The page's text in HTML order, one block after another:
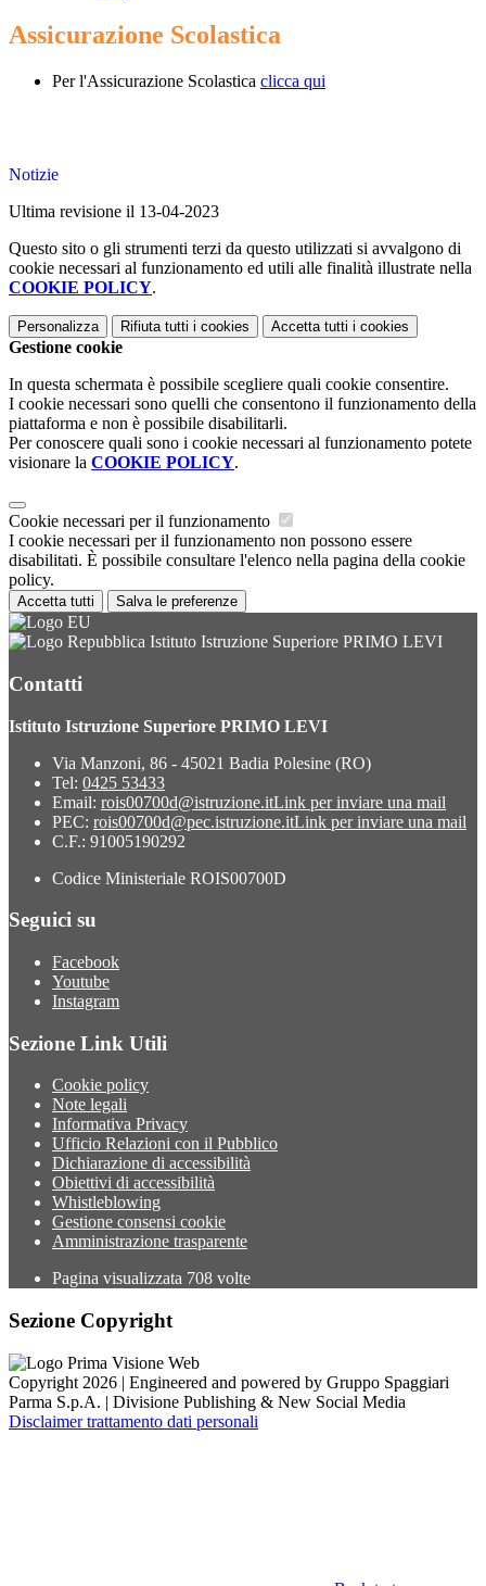
Assicurazione Scolastica
Per l'Assicurazione Scolastica clicca qui
Notizie
Ultima revisione il 13-04-2023
Questo sito o gli strumenti terzi da questo utilizzati si avvalgono di
cookie necessari al funzionamento ed utili alle finalità illustrate nella
COOKIE POLICY.
Personalizza Rifiuta tutti i cookies Accetta tutti i cookies
Gestione cookie
In questa schermata è possibile scegliere quali cookie consentire.
I cookie necessari sono quelli che consentono il funzionamento della
piattaforma e non è possibile disabilitarli.
Per conoscere quali sono i cookie necessari al funzionamento potete
visionare la COOKIE POLICY.
Cookie necessari per il funzionamento
I cookie necessari per il funzionamento non possono essere
disabilitati. È possibile consultare l'elenco nella pagina della cookie
policy.
Accetta tutti Salva le preferenze
Istituto Istruzione Superiore PRIMO LEVI
Contatti
Istituto Istruzione Superiore PRIMO LEVI
Via Manzoni, 86 - 45021 Badia Polesine (RO)
Tel: 0425 53433
Email: rois00700d@istruzione.itLink per inviare una mail
PEC: rois00700d@pec.istruzione.itLink per inviare una mail
C.F.: 91005190292
Codice Ministeriale ROIS00700D
Seguici su
Facebook
Youtube
Instagram
Sezione Link Utili
Cookie policy
Note legali
Informativa Privacy
Ufficio Relazioni con il Pubblico
Dichiarazione di accessibilità
Obiettivi di accessibilità
Whistleblowing
Gestione consensi cookie
Amministrazione trasparente
Pagina visualizzata 708 volte
Sezione Copyright
Copyright 2026 | Engineered and powered by Gruppo Spaggiari
Parma S.p.A. | Divisione Publishing & New Social Media
Disclaimer trattamento dati personali